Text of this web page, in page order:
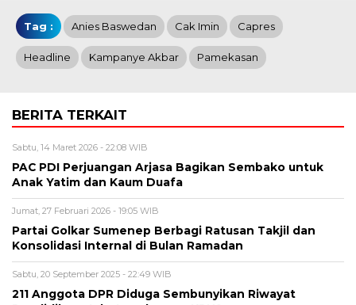
Tag : Anies Baswedan Cak Imin Capres
Headline Kampanye Akbar Pamekasan
BERITA TERKAIT
Sabtu, 14 Maret 2026 - 22:08 WIB
PAC PDI Perjuangan Arjasa Bagikan Sembako untuk
Anak Yatim dan Kaum Duafa
Jumat, 27 Februari 2026 - 19:05 WIB
Partai Golkar Sumenep Berbagi Ratusan Takjil dan
Konsolidasi Internal di Bulan Ramadan
Sabtu, 20 September 2025 - 22:49 WIB
211 Anggota DPR Diduga Sembunyikan Riwayat